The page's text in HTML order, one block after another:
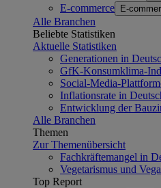
E-commerce E-
Alle Branchen
Beliebte Statistiken
Aktuelle Statistiken
Generationen in
GfK-Konsumklima-
Social-Media-
Inflationsrate in
Entwicklung der
Alle Branchen
Themen
Zur Themenübersicht
Fachkräftemangel in
Vegetarismus und
Top Report